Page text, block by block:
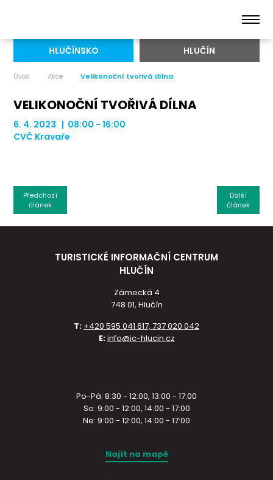
HLUČÍNSKO HLUČÍN
Úvod Akce Velikonoční tvořivá dílna
VELIKONOČNÍ TVOŘIVÁ DÍLNA
6. 4. 2023 | 08:00 - 16:00
CVČ Kravaře
Další
článek
Předchozí
článek
TURISTICKÉ INFORMAČNÍ CENTRUM
HLUČÍN
Zámecká 4
748 01, Hlučín
T: +420 595 041 617, 737 020 042
E:info@ic-hlucin.cz
Po-Pá: 8:30 - 12:00, 13:00 - 17:00
So: 9:00 - 12:00, 14:00 - 17:00
Ne: 9:00 - 12:00, 14:00 - 17:00
Najít na mapě